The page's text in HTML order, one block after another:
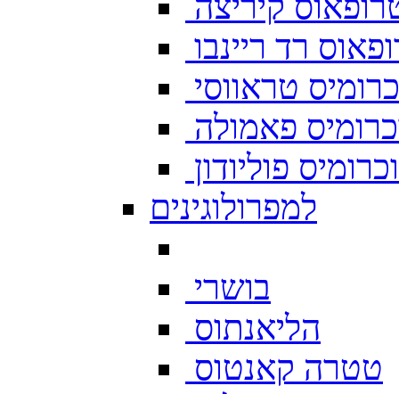
רד ריינבו
טראווסי
פאמולה
פוליודון
למפרולוגינים
בושרי
הליאנתוס
טטרה קאנטוס